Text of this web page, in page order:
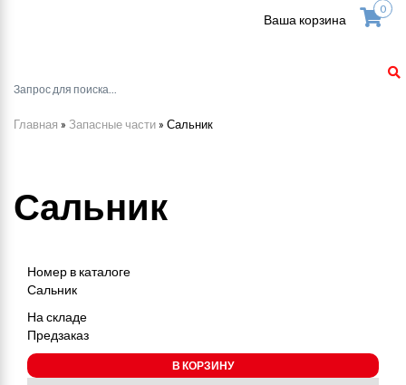
Ваша корзина
0
Главная » Запасные части » Сальник
Сальник
Номер в каталоге
Сальник
На складе
Предзаказ
В КОРЗИНУ